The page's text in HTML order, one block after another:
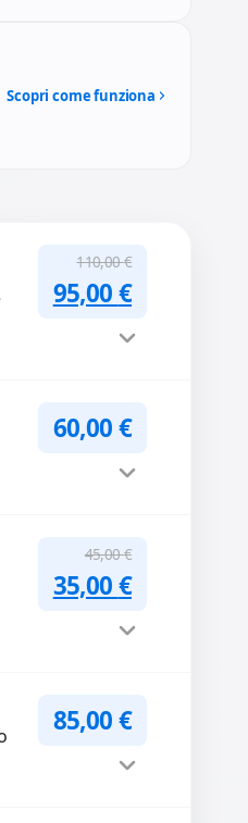
Scopri come funziona
110,00€
Il prezzo
95,00€Il prezzo
60,00€
45,00€
Il prezzo
35,00€Il prezzo
85,00€